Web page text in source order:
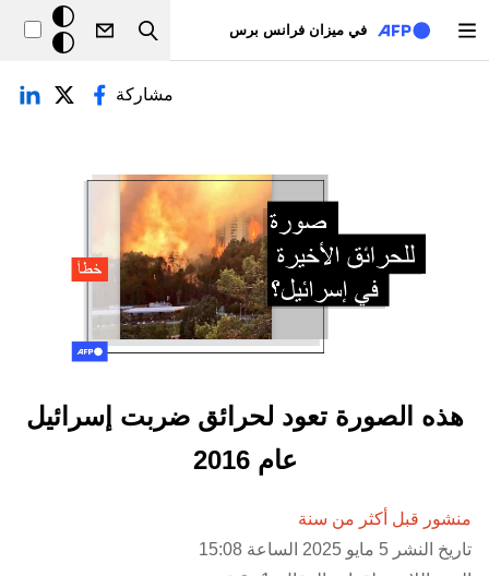
في ميزان فرانس برس
Search
خلفيّة
داكنة
التبويبات الأساسية
مشاركة
هذه الصورة تعود لحرائق ضربت إسرائيل
عام 2016
منشور قبل أكثر من سنة
تاريخ النشر 5 مايو 2025 الساعة 15:08